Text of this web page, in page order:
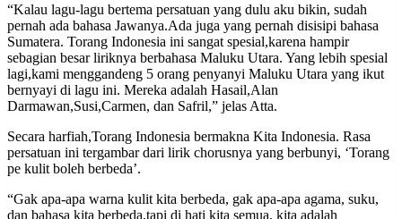
“Kalau lagu-lagu bertema persatuan yang dulu aku bikin, sudah
pernah ada bahasa Jawanya.Ada juga yang pernah disisipi bahasa
Sumatera. Torang Indonesia ini sangat spesial,karena hampir
sebagian besar liriknya berbahasa Maluku Utara. Yang lebih spesial
lagi,kami menggandeng 5 orang penyanyi Maluku Utara yang ikut
bernyayi di lagu ini. Mereka adalah Hasail,Alan
Darmawan,Susi,Carmen, dan Safril,” jelas Atta.
Secara harfiah,Torang Indonesia bermakna Kita Indonesia. Rasa
persatuan ini tergambar dari lirik chorusnya yang berbunyi, ‘Torang
pe kulit boleh berbeda’.
“Gak apa-apa warna kulit kita berbeda, gak apa-apa agama, suku,
dan bahasa kita berbeda,tapi di hati kita semua, kita adalah